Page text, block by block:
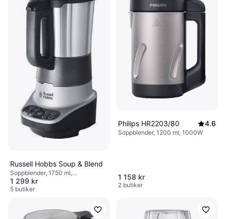
Russell Hobbs Soup & Blend
Soppblender, 1750 ml,
Pulsfunktion, Iskrossare,
Avtagbara blad, Tål varma vätskor,
1 299 kr
5 butiker
Philips HR2203/80 4.6
Soppblender, 1200 ml, 1000W
1 158 kr
2 butiker